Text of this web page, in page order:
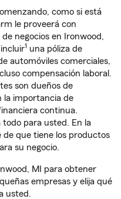
como si está
le proveerá con
negocios en Ironwood,
1 una póliza de
automóviles comerciales,
compensación laboral.
son dueños de
la importancia de
continua.
todo para usted. En la
de que tiene los productos
su negocio.
MI para obtener
empresas y elija qué
usted.